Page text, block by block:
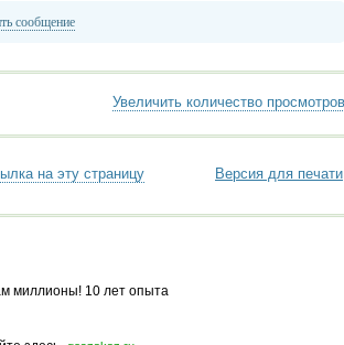
сообщение
Увеличить количество просмотров
на эту страницу Версия для печати
миллионы! 10 лет опыта